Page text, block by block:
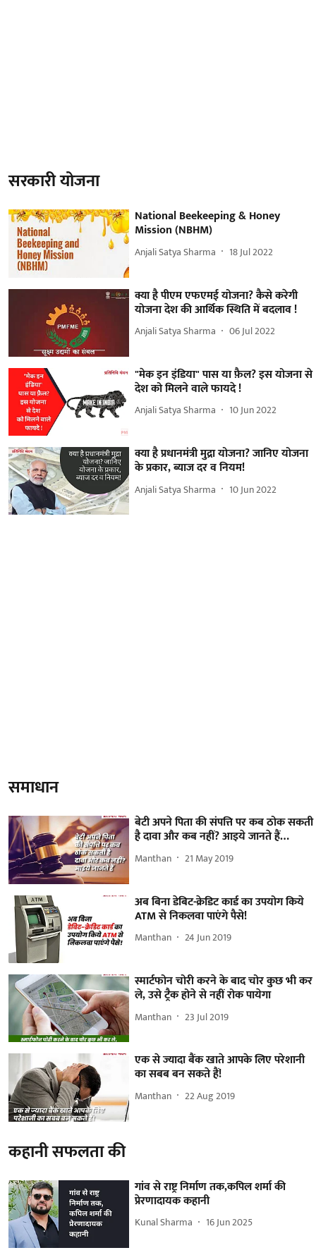
सरकारी योजना
National Beekeeping & Honey
Mission (NBHM)
Anjali Satya Sharma 18 Jul 2022
क्या है पीएम एफएमई योजना? कैसे करेगी
योजना देश की आर्थिक स्थिति में बदलाव !
Anjali Satya Sharma 06 Jul 2022
"मेक इन इंडिया" पास या फ़ैल? इस योजना से
देश को मिलने वाले फायदे !
Anjali Satya Sharma 10 Jun 2022
क्या है प्रधानमंत्री मुद्रा योजना? जानिए योजना
के प्रकार, ब्याज दर व नियम!
Anjali Satya Sharma 10 Jun 2022
समाधान
बेटी अपने पिता की संपत्ति पर कब ठोक सकती
है दावा और कब नहीं? आइये जानते हैं…
Manthan 21 May 2019
अब बिना डेबिट-क्रेडिट कार्ड का उपयोग किये
ATM से निकलवा पाएंगे पैसे!
Manthan 24 Jun 2019
स्मार्टफोन चोरी करने के बाद चोर कुछ भी कर
ले, उसे ट्रैक होने से नहीं रोक पायेगा
Manthan 23 Jul 2019
एक से ज्यादा बैंक खाते आपके लिए परेशानी
का सबब बन सकते हैं!
Manthan 22 Aug 2019
कहानी सफलता की
गांव से राष्ट्र निर्माण तक,कपिल शर्मा की
प्रेरणादायक कहानी
Kunal Sharma 16 Jun 2025